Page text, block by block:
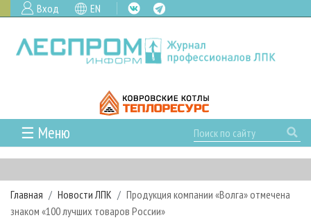
Вход EN
☰ Меню
ГЛАВНАЯ
РУБРИКИ И ТЕМЫ
РУБРИКИ ЖУРНАЛА
НОВОСТИ
Главная Новости ЛПК
Продукция компании «Волга» отмечена
знаком «100 лучших товаров России»